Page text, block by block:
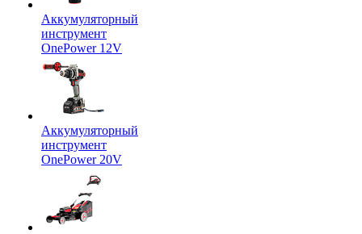
Аккумуляторный
инструмент
OnePower 12V
Аккумуляторный
инструмент
OnePower 20V